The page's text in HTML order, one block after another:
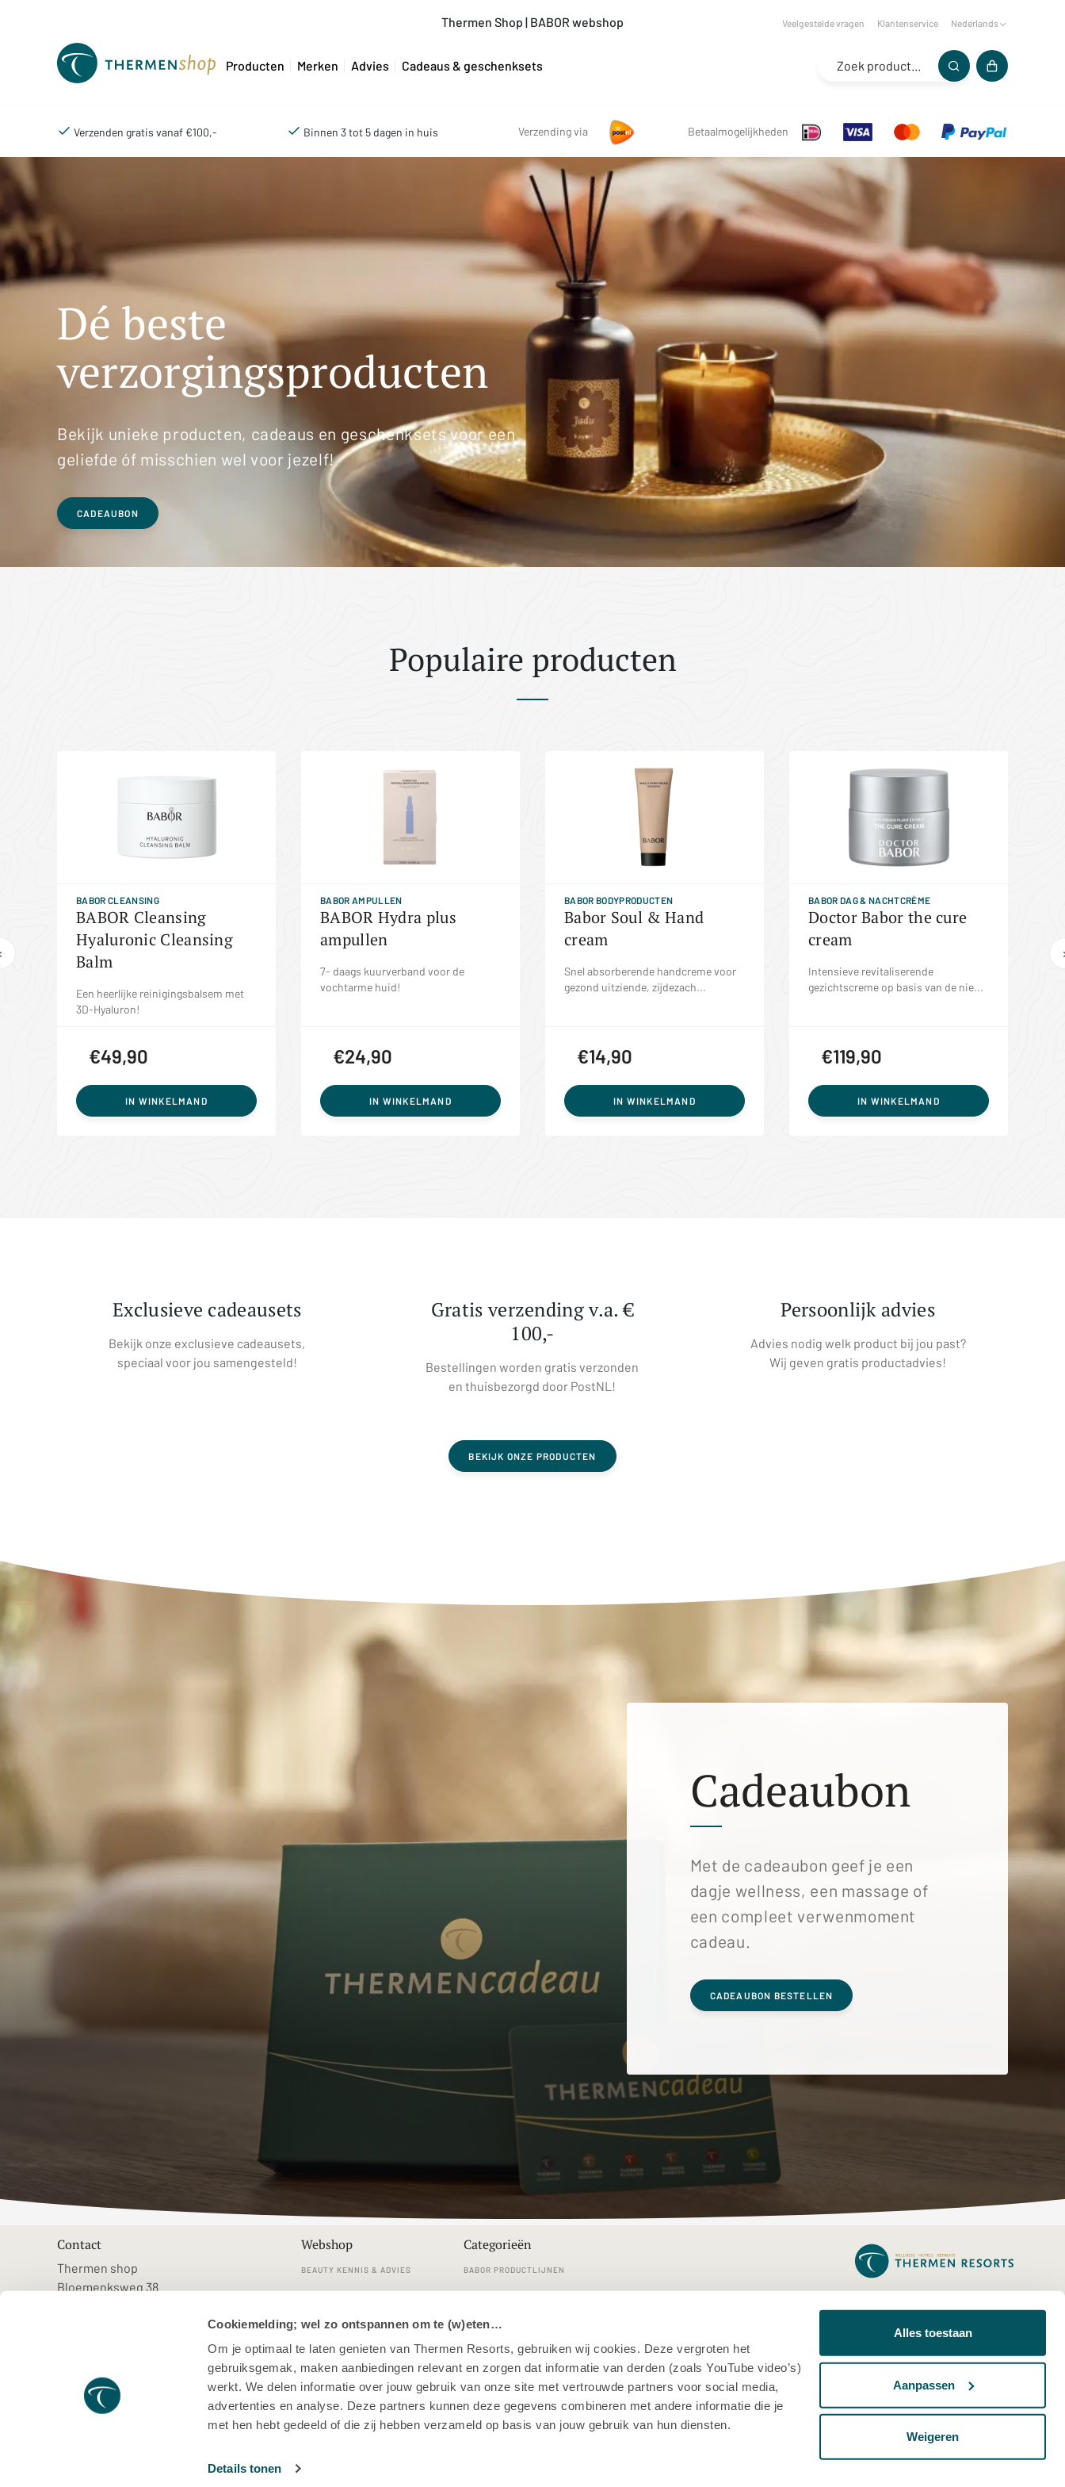
Cookiemelding; wel zo ontspannen om te (w)eten…
Om je optimaal te laten genieten van Thermen Resorts, gebruiken wij cookies. Deze vergroten het
gebruiksgemak, maken aanbiedingen relevant en zorgen dat informatie van derden (zoals YouTube video’s)
werkt. We delen informatie over jouw gebruik van onze site met vertrouwde partners voor social media,
advertenties en analyse. Deze partners kunnen deze gegevens combineren met andere informatie die je
met hen hebt gedeeld of die zij hebben verzameld op basis van jouw gebruik van hun diensten.
Details tonen
Alles toestaan
Aanpassen
Weigeren
Thermen Shop | BABOR webshop Veelgestelde vragen Klantenservice Nederlands
Producten Merken Advies Cadeaus & geschenksets
Verzenden gratis vanaf €100,- Binnen 3 tot 5 dagen in huis Verzending via Betaalmogelijkheden
Dé beste
verzorgingsproducten
Bekijk unieke producten, cadeaus en geschenksets voor een
geliefde óf misschien wel voor jezelf!
CADEAUBON
Populaire producten
BABOR CLEANSING
BABOR Cleansing
Hyaluronic Cleansing
Balm
Een heerlijke reinigingsbalsem met
3D-Hyaluron!
€49,90
IN WINKELMAND
BABOR AMPULLEN
BABOR Hydra plus
ampullen
7- daags kuurverband voor de
vochtarme huid!
€24,90
IN WINKELMAND
BABOR BODYPRODUCTEN
Babor Soul & Hand
cream
Snel absorberende handcreme voor
gezond uitziende, zijdezach...
€14,90
IN WINKELMAND
BABOR DAG & NACHTCRÈME
Doctor Babor the cure
cream
Intensieve revitaliserende
gezichtscreme op basis van de nie...
€119,90
IN WINKELMAND
Exclusieve cadeausets
Bekijk onze exclusieve cadeausets,
speciaal voor jou samengesteld!
Gratis verzending v.a. €
100,-
Bestellingen worden gratis verzonden
en thuisbezorgd door PostNL!
Persoonlijk advies
Advies nodig welk product bij jou past?
Wij geven gratis productadvies!
BEKIJK ONZE PRODUCTEN
Cadeaubon
Met de cadeaubon geef je een
dagje wellness, een massage of
een compleet verwenmoment
cadeau.
CADEAUBON BESTELLEN
Contact
Thermen shop
Bloemenksweg 38
Webshop
BEAUTY KENNIS & ADVIES
VEELGESTELDE VRAGEN
VERZENDEN EN RETOURNEREN
Categorieën
BABOR PRODUCTLIJNEN
GEZICHTSVERZORGING
LICHAAMSVERZORGING
MAKE-UP
SAUNA, WELLNESS & HOME THERMEN MAARSSEN
THERMEN MAASTRICHT